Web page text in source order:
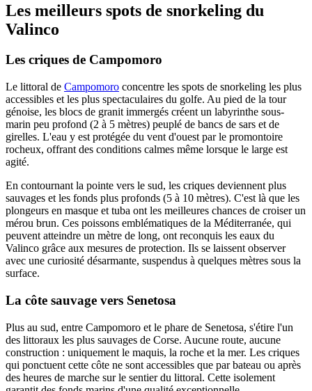
Les meilleurs spots de snorkeling du
Valinco
Les criques de Campomoro
Le littoral de Campomoro concentre les spots de snorkeling les plus
accessibles et les plus spectaculaires du golfe. Au pied de la tour
génoise, les blocs de granit immergés créent un labyrinthe sous-
marin peu profond (2 à 5 mètres) peuplé de bancs de sars et de
girelles. L'eau y est protégée du vent d'ouest par le promontoire
rocheux, offrant des conditions calmes même lorsque le large est
agité.
En contournant la pointe vers le sud, les criques deviennent plus
sauvages et les fonds plus profonds (5 à 10 mètres). C'est là que les
plongeurs en masque et tuba ont les meilleures chances de croiser un
mérou brun. Ces poissons emblématiques de la Méditerranée, qui
peuvent atteindre un mètre de long, ont reconquis les eaux du
Valinco grâce aux mesures de protection. Ils se laissent observer
avec une curiosité désarmante, suspendus à quelques mètres sous la
surface.
La côte sauvage vers Senetosa
Plus au sud, entre Campomoro et le phare de Senetosa, s'étire l'un
des littoraux les plus sauvages de Corse. Aucune route, aucune
construction : uniquement le maquis, la roche et la mer. Les criques
qui ponctuent cette côte ne sont accessibles que par bateau ou après
des heures de marche sur le sentier du littoral. Cette isolement